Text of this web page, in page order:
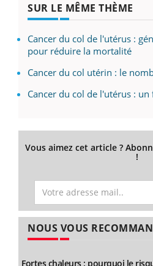
SUR LE MÊME THÈME
Cancer du col de l'utérus :
pour réduire la mortalité
Cancer du col utérin : le
Cancer du col de l'utérus :
Vous aimez cet article ?
!
NOUS VOUS
Fortes chaleurs : pourquoi le